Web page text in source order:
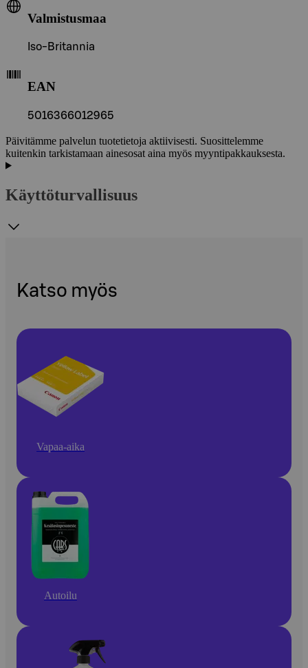
Valmistusmaa
Iso-Britannia
EAN
5016366012965
Päivitämme palvelun tuotetietoja aktiivisesti. Suosittelemme
kuitenkin tarkistamaan ainesosat aina myös myyntipakkauksesta.
Käyttöturvallisuus
Katso myös
Vapaa-aika
Autoilu